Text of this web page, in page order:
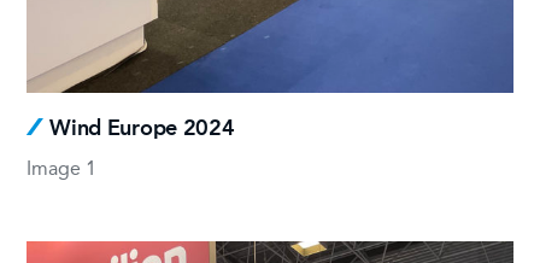
Wind Europe 2024
Image 1